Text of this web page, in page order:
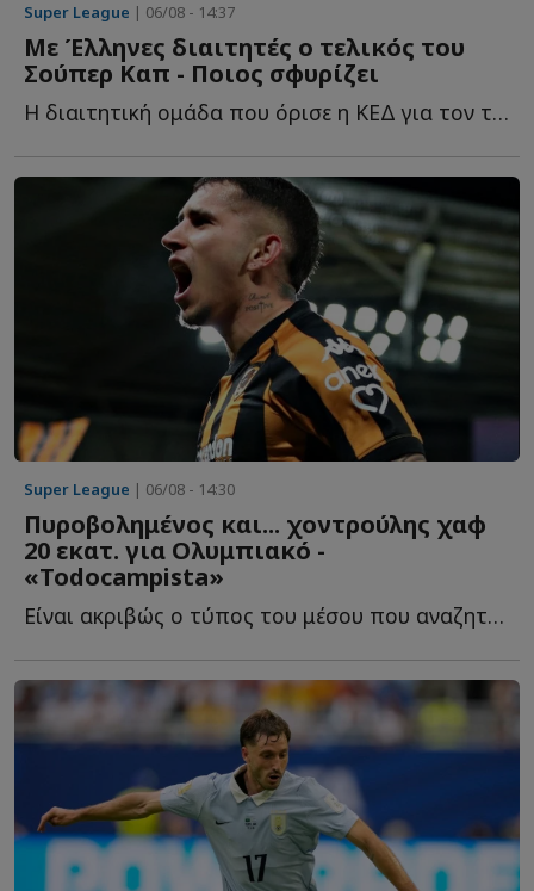
Super League | 06/08 - 14:37
Με Έλληνες διαιτητές ο τελικός του
Σούπερ Καπ - Ποιος σφυρίζει
Η διαιτητική ομάδα που όρισε η ΚΕΔ για τον τελικό τ...
Super League | 06/08 - 14:30
Πυροβολημένος και... χοντρούλης χαφ
20 εκατ. για Ολυμπιακό -
«Todocampista»
Είναι ακριβώς ο τύπος του μέσου που αναζητούν οι σύγχρονες ε...